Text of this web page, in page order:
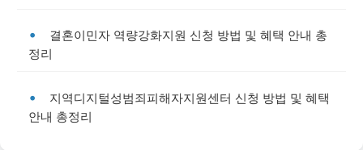
결혼이민자 역량강화지원 신청 방법 및 혜택 안내 총
정리
지역디지털성범죄피해자지원센터 신청 방법 및 혜택
안내 총정리